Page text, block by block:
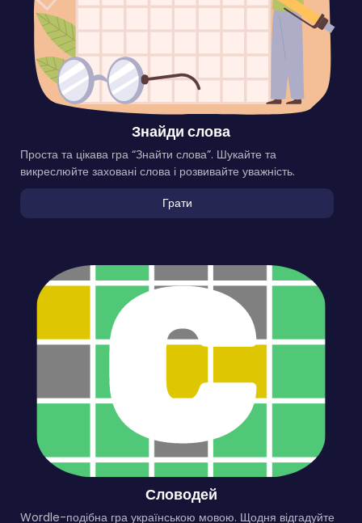
Знайди слова
Проста та цікава гра “Знайти слова”. Шукайте та
викреслюйте заховані слова і розвивайте уважність.
Грати
Словодей
Wordle-подібна гра українською мовою. Щодня відгадуйте